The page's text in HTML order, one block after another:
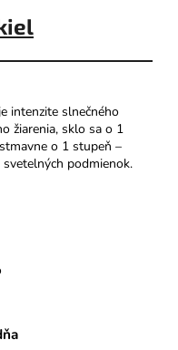
intenzite slnečného
žiarenia, sklo sa o 1
o 1 stupeň –
podmienok.